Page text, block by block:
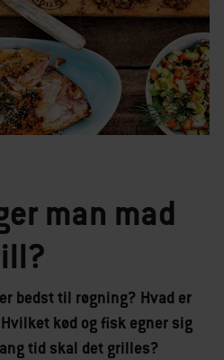
man mad
bedst til røgning? Hvad er
kød og fisk egner sig
tid skal det grilles?